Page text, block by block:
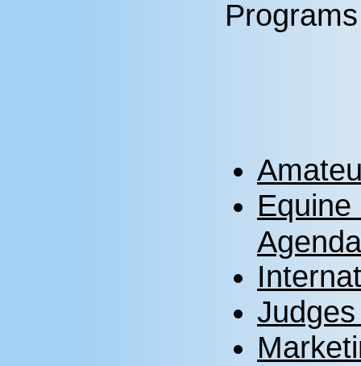
Programs
Agenda